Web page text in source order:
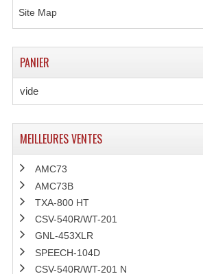
Angles Trio Steel Acier
Cercle Monotube
Crochets Et Accessoires
Site Map
PANIER
vide
MEILLEURES VENTES
AMC73
AMC73B
TXA-800 HT
CSV-540R/WT-201
GNL-453XLR
SPEECH-104D
CSV-540R/WT-201 N